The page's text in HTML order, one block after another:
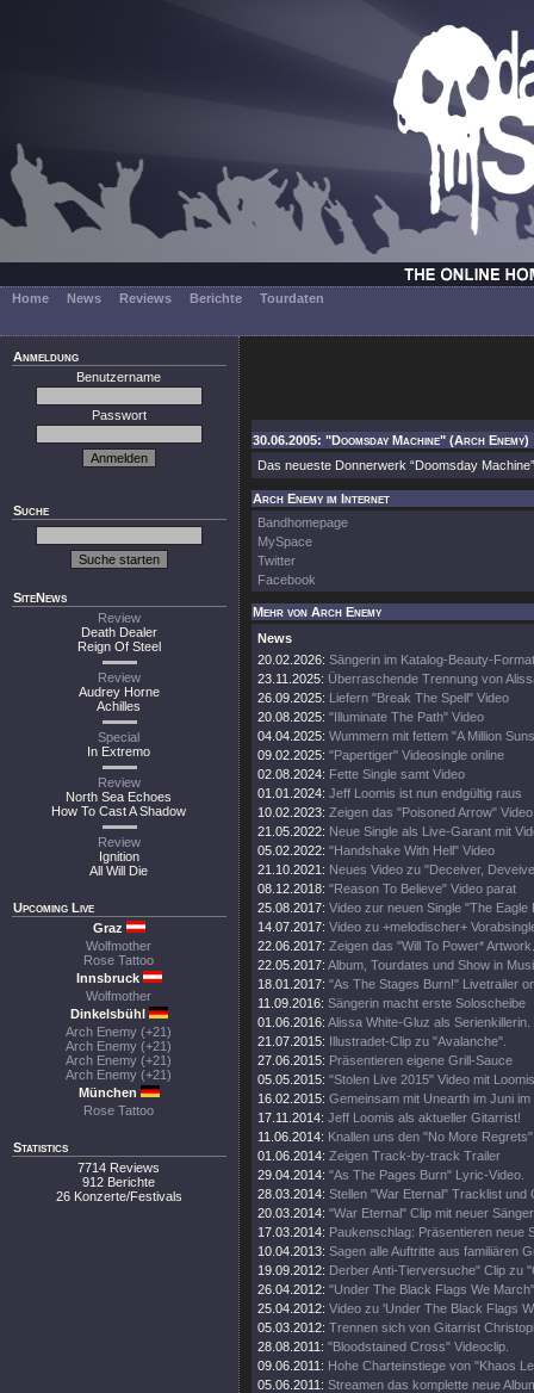
Home News Reviews Berichte Tourdaten
Anmeldung
Benutzername
Passwort
Suche
SiteNews
Review
Death Dealer
Reign Of Steel
Review
Audrey Horne
Achilles
Special
In Extremo
Review
North Sea Echoes
How To Cast A Shadow
Review
Ignition
All Will Die
Upcoming Live
Graz
Wolfmother
Rose Tattoo
Innsbruck
Wolfmother
Dinkelsbühl
Arch Enemy (+21)
Arch Enemy (+21)
Arch Enemy (+21)
Arch Enemy (+21)
München
Rose Tattoo
Statistics
7714 Reviews
912 Berichte
26 Konzerte/Festivals
30.06.2005: "Doomsday Machine" (Arch Enemy)
Das neueste Donnerwerk “Doomsday
Arch Enemy im Internet
Bandhomepage
MySpace
Twitter
Facebook
Mehr von Arch Enemy
News
20.02.2026: Sängerin im Katalog-Beauty-
23.11.2025: Überraschende Trennung von
26.09.2025: Liefern "Break The Spell" Video
20.08.2025: "Illuminate The Path" Video
04.04.2025: Wummern mit fettem "A Million
09.02.2025: "Papertiger" Videosingle online
02.08.2024: Fette Single samt Video
01.01.2024: Jeff Loomis ist nun endgültig raus
10.02.2023: Zeigen das "Poisoned Arrow" Video
21.05.2022: Neue Single als Live-Garant mit
05.02.2022: "Handshake With Hell" Video
21.10.2021: Neues Video zu "Deceiver,
08.12.2018: "Reason To Believe" Video parat
25.08.2017: Video zur neuen Single "The Eagle
14.07.2017: Video zu +melodischer+
22.06.2017: Zeigen das "Will To Power* Artwork.
22.05.2017: Album, Tourdates und Show in
18.01.2017: "As The Stages Burn!" Livetrailer
11.09.2016: Sängerin macht erste Soloscheibe
01.06.2016: Alissa White-Gluz als Serienkillerin.
21.07.2015: Illustradet-Clip zu "Avalanche".
27.06.2015: Präsentieren eigene Grill-Sauce
05.05.2015: "Stolen Live 2015" Video mit
16.02.2015: Gemeinsam mit Unearth im Juni im
17.11.2014: Jeff Loomis als aktueller Gitarrist!
11.06.2014: Knallen uns den "No More
01.06.2014: Zeigen Track-by-track Trailer
29.04.2014: "As The Pages Burn" Lyric-Video.
28.03.2014: Stellen "War Eternal" Tracklist und
20.03.2014: "War Eternal" Clip mit neuer
17.03.2014: Paukenschlag: Präsentieren neue
10.04.2013: Sagen alle Auftritte aus familiären
19.09.2012: Derber Anti-Tierversuche" Clip zu
26.04.2012: "Under The Black Flags We
25.04.2012: Video zu 'Under The Black Flags
05.03.2012: Trennen sich von Gitarrist
28.08.2011: "Bloodstained Cross" Videoclip.
09.06.2011: Hohe Charteinstiege von "Khaos
05.06.2011: Streamen das komplette neue